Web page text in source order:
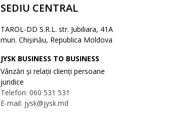
SEDIU CENTRAL
TAROL-DD S.R.L. str. Jubiliara, 41A
mun. Chișinău, Republica Moldova
JYSK BUSINESS TO BUSINESS
Vânzări și relații clienți persoane
juridice
Telefon: 060 531 531
E-mail: jysk@jysk.md